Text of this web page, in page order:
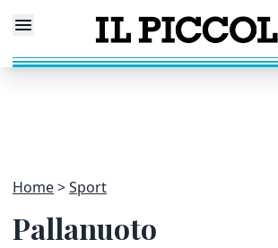
Home Sport
Pallanuoto